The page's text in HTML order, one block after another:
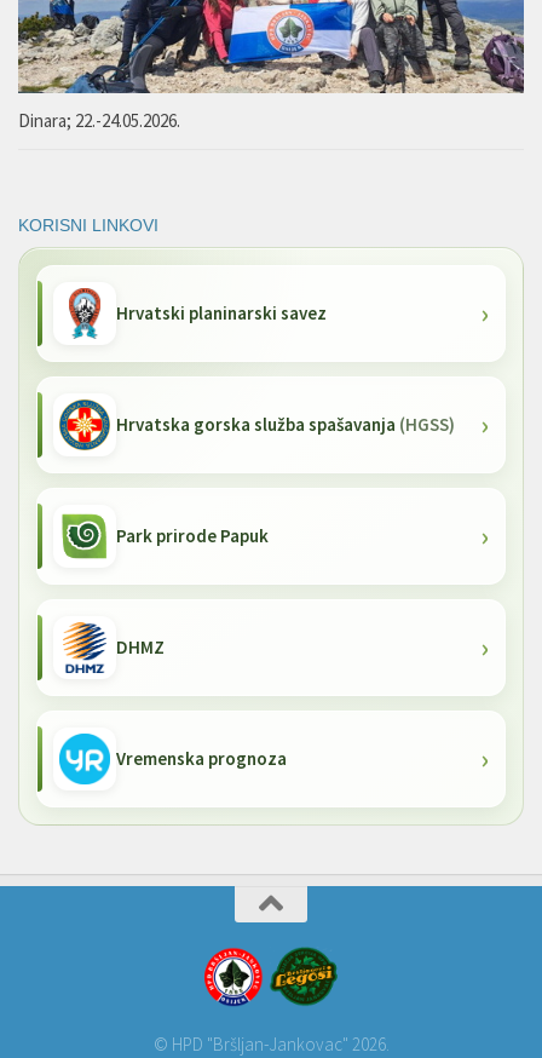
Dinara; 22.-24.05.2026.
KORISNI LINKOVI
Hrvatski planinarski savez
Hrvatska gorska služba spašavanja (HGSS)
Park prirode Papuk
DHMZ
Vremenska prognoza
© HPD "Bršljan-Jankovac" 2026.